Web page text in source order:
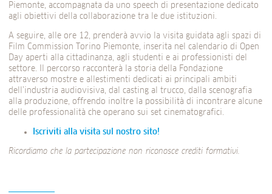
Piemonte, accompagnata da uno speech di presentazione dedicato
agli obiettivi della collaborazione tra le due istituzioni.
A seguire, alle ore 12, prenderà avvio la visita guidata agli spazi di
Film Commission Torino Piemonte, inserita nel calendario di Open
Day aperti alla cittadinanza, agli studenti e ai professionisti del
settore. Il percorso racconterà la storia della Fondazione
attraverso mostre e allestimenti dedicati ai principali ambiti
dell’industria audiovisiva, dal casting al trucco, dalla scenografia
alla produzione, offrendo inoltre la possibilità di incontrare alcune
delle professionalità che operano sui set cinematografici.
Iscriviti alla visita sul nostro sito!
Ricordiamo che la partecipazione non riconosce crediti formativi.